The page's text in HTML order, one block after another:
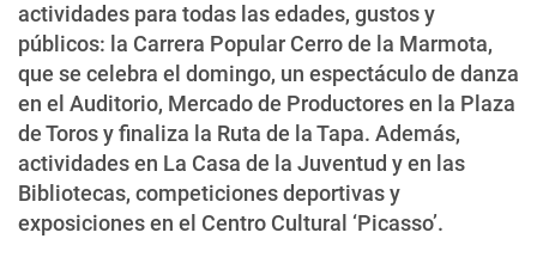
actividades para todas las edades, gustos y
públicos: la Carrera Popular Cerro de la Marmota,
que se celebra el domingo, un espectáculo de danza
en el Auditorio, Mercado de Productores en la Plaza
de Toros y finaliza la Ruta de la Tapa. Además,
actividades en La Casa de la Juventud y en las
Bibliotecas, competiciones deportivas y
exposiciones en el Centro Cultural ‘Picasso’.